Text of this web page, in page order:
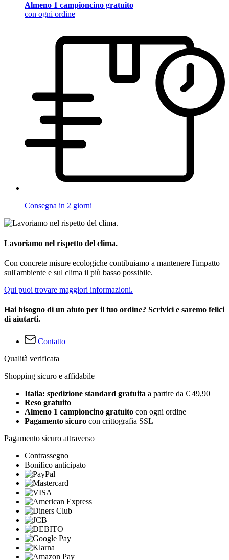
Almeno 1 campioncino gratuito
con ogni ordine
Consegna in 2 giorni
Lavoriamo nel rispetto del clima.
Con concrete misure ecologiche contibuiamo a mantenere l'impatto
sull'ambiente e sul clima il più basso possibile.
Qui puoi trovare maggiori informazioni.
Hai bisogno di un aiuto per il tuo ordine? Scrivici e saremo felici
di aiutarti.
Contatto
Qualità verificata
Shopping sicuro e affidabile
Italia: spedizione standard gratuita a partire da € 49,90
Reso gratuito
Almeno 1 campioncino gratuito con ogni ordine
Pagamento sicuro con crittografia SSL
Pagamento sicuro attraverso
Contrassegno
Bonifico anticipato